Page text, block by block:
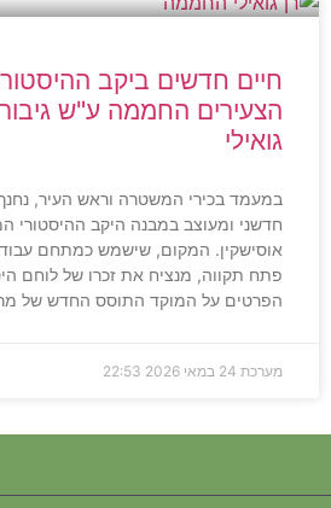
חיים חדשים ביקב
הצעירים החממה ע"ש
גואילי
במעמד בכירי המשטרה וראש העיר,
חדשני ומעוצב במבנה היקב ההיסטורי
אוסישקין. המקום, שישמש כמתחם
פתח תקווה, מנציח את זכרו של לוחם
הפרטים על המוקד התוסס החדש של
מערכת 24 במאי 2026 22:53